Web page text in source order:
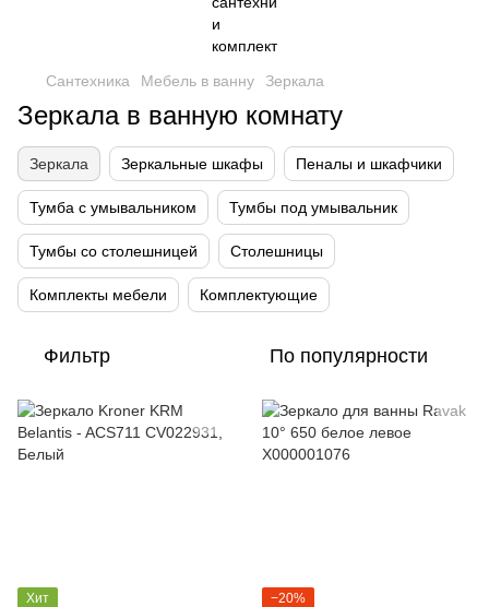
Сантехника Мебель в ванну Зеркала
Зеркала в ванную комнату
Зеркала Зеркальные шкафы Пеналы и шкафчики
Тумба с умывальником Тумбы под умывальник
Тумбы со столешницей Столешницы
Комплекты мебели Комплектующие
Фильтр По популярности
Хит −20%